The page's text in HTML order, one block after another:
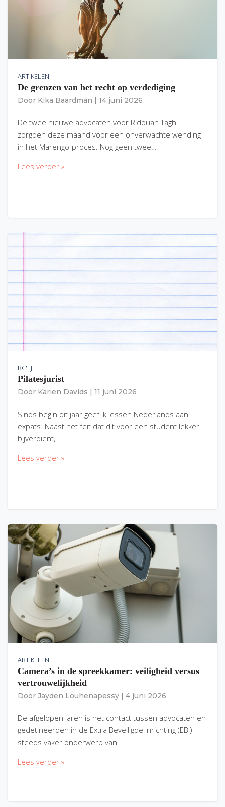
ARTIKELEN
De grenzen van het recht op verdediging
Door Kika Baardman 14 juni 2026
De twee nieuwe advocaten voor Ridouan Taghi
zorgden deze maand voor een onverwachte wending
in het Marengo-proces. Nog geen twee…
Lees verder »
RC'TJE
Pilatesjurist
Door Karien Davids 11 juni 2026
Sinds begin dit jaar geef ik lessen Nederlands aan
expats. Naast het feit dat dit voor een student lekker
bijverdient,…
Lees verder »
ARTIKELEN
Camera’s in de spreekkamer: veiligheid versus
vertrouwelijkheid
Door Jayden Louhenapessy 4 juni 2026
De afgelopen jaren is het contact tussen advocaten en
gedetineerden in de Extra Beveiligde Inrichting (EBI)
steeds vaker onderwerp van…
Lees verder »